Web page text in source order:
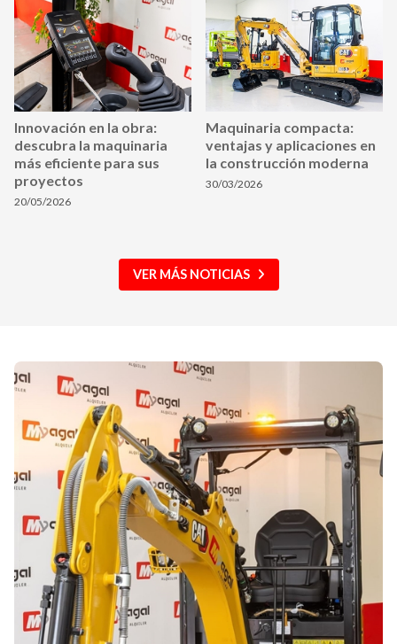
Innovación en la obra:
descubra la maquinaria
más eficiente para sus
proyectos
20/05/2026
Maquinaria compacta:
ventajas y aplicaciones en
la construcción moderna
30/03/2026
VER MÁS NOTICIAS